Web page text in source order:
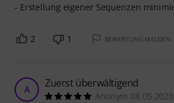
- Erstellung eigener Sequenzen
2 1 BEWERTUNG MELDEN
A Zuerst überwältigend
Anonym 08.05.2023